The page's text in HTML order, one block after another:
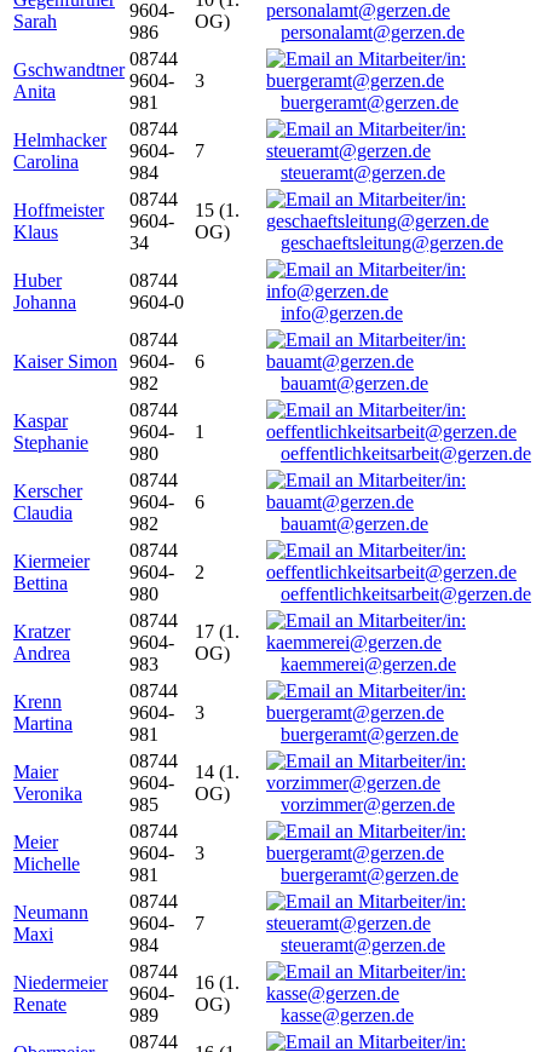
Sarah
9604-
986
OG)
personalamt@gerzen.de
Gschwandtner
Anita
08744
9604-
981
3
buergeramt@gerzen.de
Helmhacker
Carolina
08744
9604-
984
7
steueramt@gerzen.de
Hoffmeister
Klaus
08744
9604-
34
15 (1.
OG)
geschaeftsleitung@gerzen.de
Huber
Johanna
08744
9604-0
info@gerzen.de
Kaiser Simon
08744
9604-
982
6
bauamt@gerzen.de
Kaspar
Stephanie
08744
9604-
980
1
oeffentlichkeitsarbeit@gerzen.de
Kerscher
Claudia
08744
9604-
982
6
bauamt@gerzen.de
Kiermeier
Bettina
08744
9604-
980
2
oeffentlichkeitsarbeit@gerzen.de
Kratzer
Andrea
08744
9604-
983
17 (1.
OG)
kaemmerei@gerzen.de
Krenn
Martina
08744
9604-
981
3
buergeramt@gerzen.de
Maier
Veronika
08744
9604-
985
14 (1.
OG)
vorzimmer@gerzen.de
Meier
Michelle
08744
9604-
981
3
buergeramt@gerzen.de
Neumann
Maxi
08744
9604-
984
7
steueramt@gerzen.de
Niedermeier
Renate
08744
9604-
989
16 (1.
OG)
kasse@gerzen.de
08744